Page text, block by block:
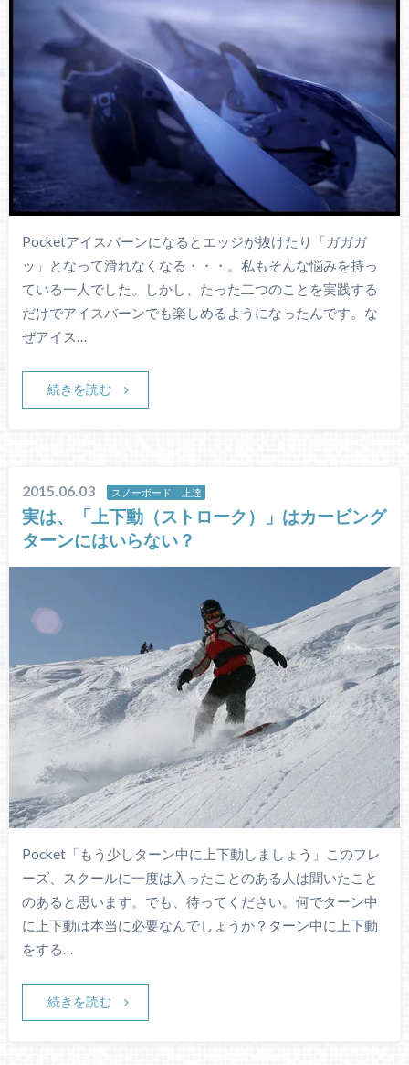
Pocketアイスバーンになるとエッジが抜けたり「ガガガ
ッ」となって滑れなくなる・・・。私もそんな悩みを持っ
ている一人でした。しかし、たった二つのことを実践する
だけでアイスバーンでも楽しめるようになったんです。な
ぜアイス…
続きを読む
2015.06.03 スノーボード 上達
実は、「上下動（ストローク）」はカービング
ターンにはいらない？
Pocket「もう少しターン中に上下動しましょう」このフレ
ーズ、スクールに一度は入ったことのある人は聞いたこと
のあると思います。でも、待ってください。何でターン中
に上下動は本当に必要なんでしょうか？ターン中に上下動
をする…
続きを読む